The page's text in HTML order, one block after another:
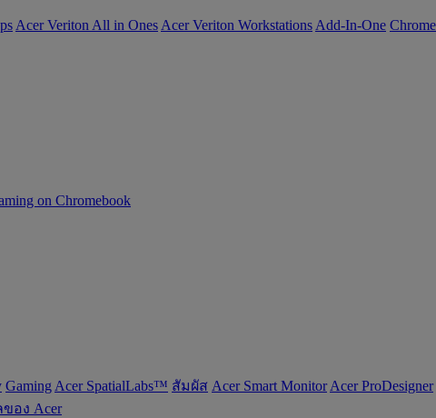
Acer Veriton All in Ones Acer Veriton Workstations Add-In-One
on Chromebook
Gaming Acer SpatialLabs™ สัมผัส Acer Smart Monitor Acer ProDesigner
อง Acer